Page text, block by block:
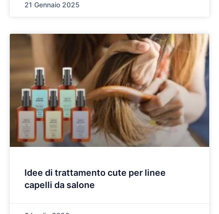
21 Gennaio 2025
Idee di trattamento cute per linee
capelli da salone